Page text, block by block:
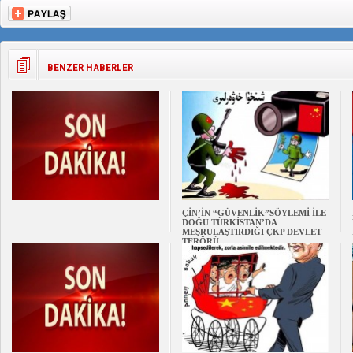
BENZER HABERLER
ÇİN’İN “GÜVENLİK”SÖYLEMİ İLE
DOĞU TÜRKİSTAN’DA
MEŞRULAŞTIRDIĞI ÇKP DEVLET
TERÖRÜ